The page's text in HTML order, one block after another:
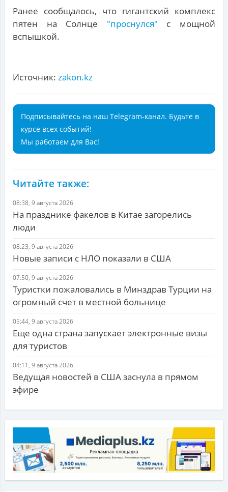
Ранее сообщалось, что гигантский комплекс
пятен на Солнце "проснулся" с мощной
вспышкой.
Источник: zakon.kz
Подписывайтесь на наш Telegram-канал. Будьте в
курсе всех событий!
Мы работаем для Вас!
Читайте также:
08:38, 9 августа 2026
На празднике факелов в Китае загорелись
люди
08:23, 9 августа 2026
Новые записи с НЛО показали в США
07:50, 9 августа 2026
Туристки пожаловались в Минздрав Турции на
огромный счет в местной больнице
05:44, 9 августа 2026
Еще одна страна запускает электронные визы
для туристов
04:11, 9 августа 2026
Ведущая новостей в США заснула в прямом
эфире